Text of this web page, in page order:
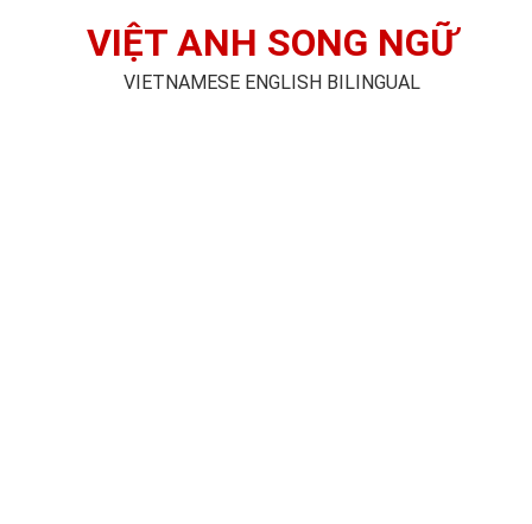
VIỆT ANH SONG NGỮ
VIETNAMESE ENGLISH BILINGUAL